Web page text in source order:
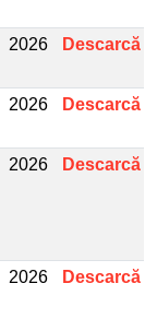
2026 Descarcă
2026 Descarcă
2026 Descarcă
2026 Descarcă